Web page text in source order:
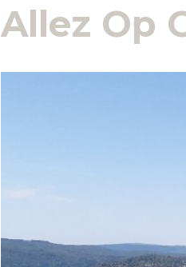
Allez Op